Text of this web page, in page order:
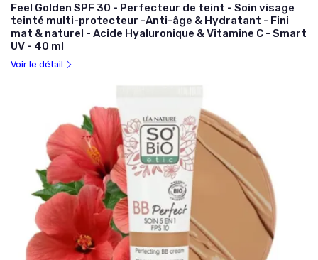
Feel Golden SPF 30 - Perfecteur de teint - Soin visage
teinté multi-protecteur -Anti-âge & Hydratant - Fini
mat & naturel - Acide Hyaluronique & Vitamine C - Smart
UV - 40 ml
Voir le détail